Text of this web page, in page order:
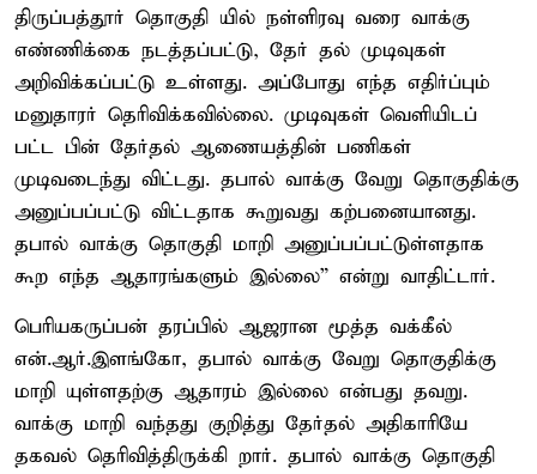
திருப்பத்தூர் தொகுதி யில் நள்ளிரவு வரை வாக்கு
எண்ணிக்கை நடத்தப்பட்டு, தேர் தல் முடிவுகள்
அறிவிக்கப்பட்டு உள்ளது. அப்போது எந்த எதிர்ப்பும்
மனுதாரர் தெரிவிக்கவில்லை. முடிவுகள் வெளியிடப்
பட்ட பின் தேர்தல் ஆணையத்தின் பணிகள்
முடிவடைந்து விட்டது. தபால் வாக்கு வேறு தொகுதிக்கு
அனுப்பப்பட்டு விட்டதாக கூறுவது கற்பனையானது.
தபால் வாக்கு தொகுதி மாறி அனுப்பப்பட்டுள்ளதாக
கூற எந்த ஆதாரங்களும் இல்லை” என்று வாதிட்டார்.
பெரியகருப்பன் தரப்பில் ஆஜரான மூத்த வக்கீல்
என்.ஆர்.இளங்கோ, தபால் வாக்கு வேறு தொகுதிக்கு
மாறி யுள்ளதற்கு ஆதாரம் இல்லை என்பது தவறு.
வாக்கு மாறி வந்தது குறித்து தேர்தல் அதிகாரியே
தகவல் தெரிவித்திருக்கி றார். தபால் வாக்கு தொகுதி